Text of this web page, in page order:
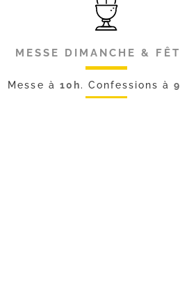
MESSE DIMANCHE &
Messe à 10h. Confessions à